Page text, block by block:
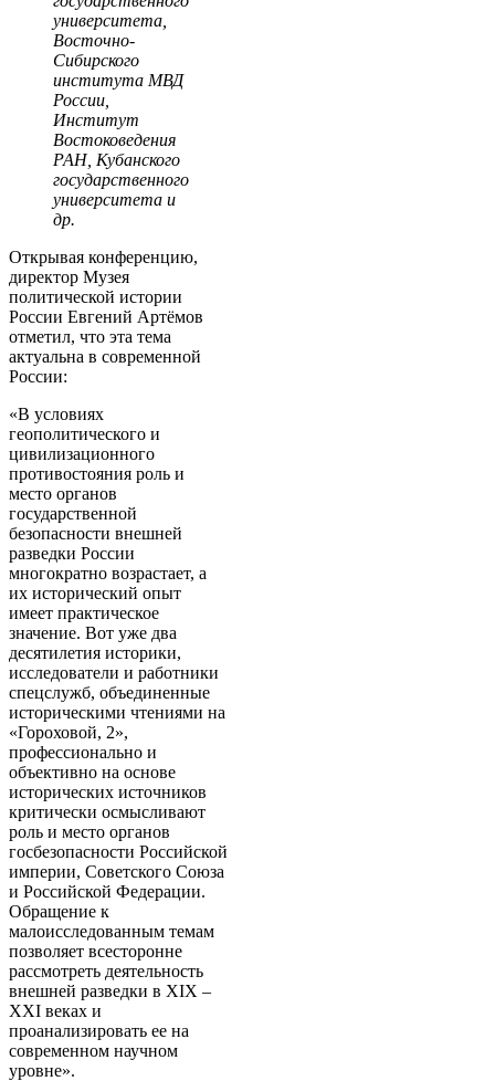
университета,
Восточно-
Сибирского
института МВД
России,
Институт
Востоковедения
РАН, Кубанского
государственного
университета и
др.
Открывая конференцию,
директор Музея
политической истории
России Евгений Артёмов
отметил, что эта тема
актуальна в современной
России:
«В условиях
геополитического и
цивилизационного
противостояния роль и
место органов
государственной
безопасности внешней
разведки России
многократно возрастает, а
их исторический опыт
имеет практическое
значение. Вот уже два
десятилетия историки,
исследователи и работники
спецслужб, объединенные
историческими чтениями на
«Гороховой, 2»,
профессионально и
объективно на основе
исторических источников
критически осмысливают
роль и место органов
госбезопасности Российской
империи, Советского Союза
и Российской Федерации.
Обращение к
малоисследованным темам
позволяет всесторонне
рассмотреть деятельность
внешней разведки в XIX –
XXI веках и
проанализировать ее на
современном научном
уровне».